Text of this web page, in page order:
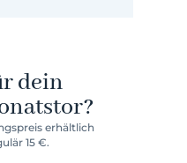
dein
erhältlich
15 €.